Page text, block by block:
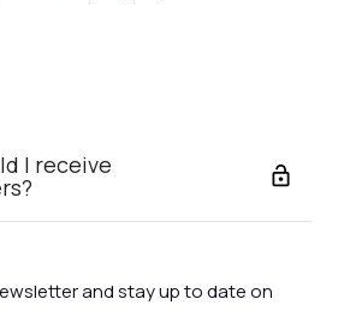
I receive
and stay up to date on